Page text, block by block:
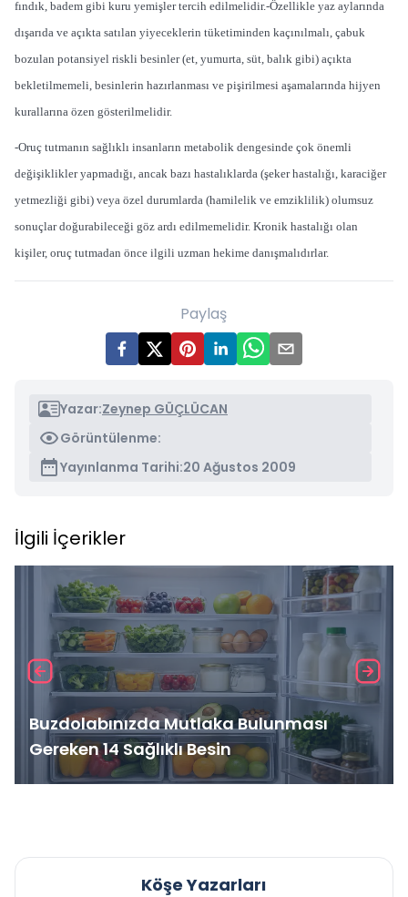
fındık, badem gibi kuru yemişler tercih edilmelidir.-Özellikle yaz aylarında
dışarıda ve açıkta satılan yiyeceklerin tüketiminden kaçınılmalı, çabuk
bozulan potansiyel riskli besinler (et, yumurta, süt, balık gibi) açıkta
bekletilmemeli, besinlerin hazırlanması ve pişirilmesi aşamalarında hijyen
kurallarına özen gösterilmelidir.
-Oruç tutmanın sağlıklı insanların metabolik dengesinde çok önemli
değişiklikler yapmadığı, ancak bazı hastalıklarda (şeker hastalığı, karaciğer
yetmezliği gibi) veya özel durumlarda (hamilelik ve emziklilik) olumsuz
sonuçlar doğurabileceği göz ardı edilmemelidir. Kronik hastalığı olan
kişiler, oruç tutmadan önce ilgili uzman hekime danışmalıdırlar.
Paylaş
Yazar:Zeynep GÜÇLÜCAN
Görüntülenme:
Yayınlanma Tarihi:20 Ağustos 2009
İlgili İçerikler
Buzdolabınızda Mutlaka Bulunması
Gereken 14 Sağlıklı Besin
Köşe Yazarları